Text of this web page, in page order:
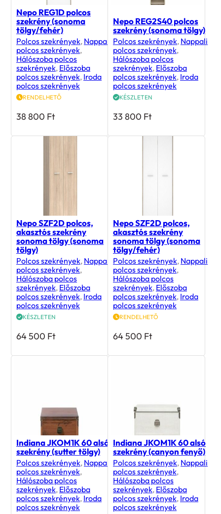
Nepo REG1D polcos
szekrény (sonoma
tölgy/fehér)
Polcos szekrények, Nappali
polcos szekrények,
Hálószoba polcos
szekrények, Előszoba
polcos szekrények, Iroda
polcos szekrények
RENDELHETŐ
38 800 Ft
Nepo REG2S40 polcos
szekrény (sonoma tölgy)
Polcos szekrények, Nappali
polcos szekrények,
Hálószoba polcos
szekrények, Előszoba
polcos szekrények, Iroda
polcos szekrények
KÉSZLETEN
33 800 Ft
Nepo SZF2D polcos,
akasztós szekrény
sonoma tölgy (sonoma
tölgy)
Polcos szekrények, Nappali
polcos szekrények,
Hálószoba polcos
szekrények, Előszoba
polcos szekrények, Iroda
polcos szekrények
KÉSZLETEN
64 500 Ft
Nepo SZF2D polcos,
akasztós szekrény
sonoma tölgy (sonoma
tölgy/fehér)
Polcos szekrények, Nappali
polcos szekrények,
Hálószoba polcos
szekrények, Előszoba
polcos szekrények, Iroda
polcos szekrények
RENDELHETŐ
64 500 Ft
Indiana JKOM1K 60 alsó
szekrény (sutter tölgy)
Polcos szekrények, Nappali
polcos szekrények,
Hálószoba polcos
szekrények, Előszoba
polcos szekrények, Iroda
polcos szekrények
Indiana JKOM1K 60 alsó
szekrény (canyon fenyő)
Polcos szekrények, Nappali
polcos szekrények,
Hálószoba polcos
szekrények, Előszoba
polcos szekrények, Iroda
polcos szekrények